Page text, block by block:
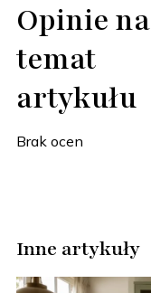
Opinie na
temat
artykułu
Brak ocen
Inne artykuły